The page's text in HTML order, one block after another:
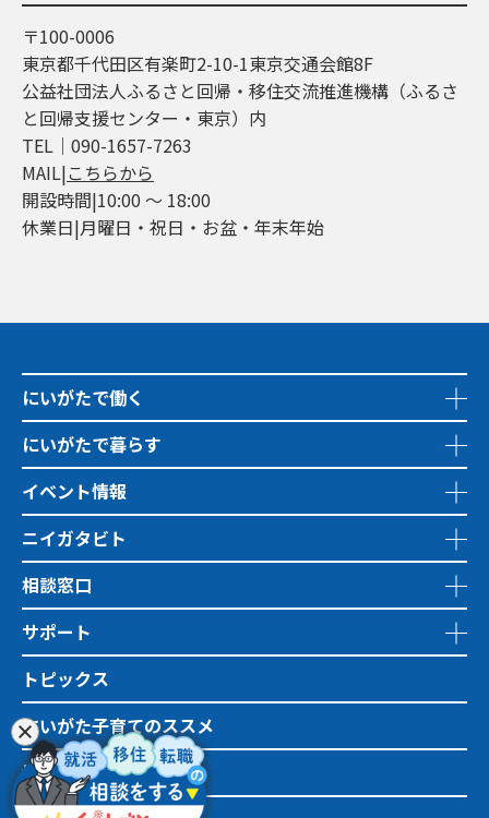
〒100-0006
東京都千代田区有楽町2-10-1東京交通会館8F
公益社団法人ふるさと回帰・移住交流推進機構（ふるさ
と回帰支援センター・東京）内
TEL│090-1657-7263
MAIL|こちらから
開設時間|10:00 ～ 18:00
休業日|月曜日・祝日・お盆・年末年始
にいがたで働く
にいがたで暮らす
イベント情報
ニイガタビト
相談窓口
サポート
トピックス
にいがた子育てのススメ
地域おこし協力隊